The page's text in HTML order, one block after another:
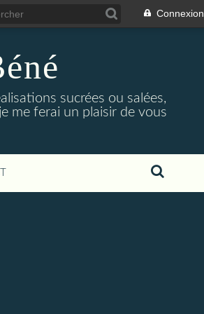
Connexion
sucrées ou salées,
me ferai un plaisir de vous